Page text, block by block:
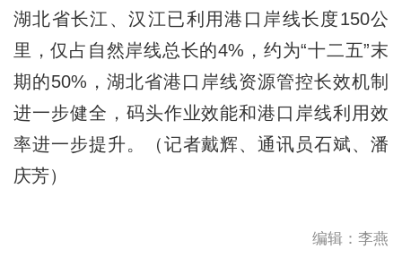
湖北省长江、汉江已利用港口岸线长度150公
里，仅占自然岸线总长的4%，约为“十二五”末
期的50%，湖北省港口岸线资源管控长效机制
进一步健全，码头作业效能和港口岸线利用效
率进一步提升。（记者戴辉、通讯员石斌、潘
庆芳）
编辑：李燕